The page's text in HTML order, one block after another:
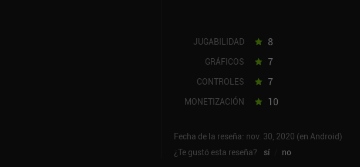
JUGABILIDAD 8
GRÁFICOS 7
CONTROLES 7
MONETIZACIÓN 10
Fecha de la reseña: nov. 30, 2020 (en Android)
¿Te gustó esta reseña?
sí no